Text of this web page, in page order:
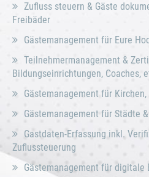
Zufluss steuern & Gäste
Freibäder
Gästemanagement für Eure
Teilnehmermanagement &
Bildungseinrichtungen, Coaches,
Gästemanagement für
Gästemanagement für Städte
Gastdaten-Erfassung inkl.
Zuflussteuerung
Gästemanagement für digitale